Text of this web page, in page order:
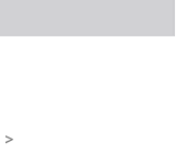
>